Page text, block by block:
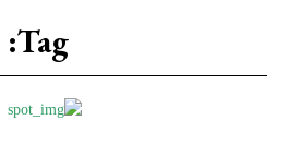
Tag: